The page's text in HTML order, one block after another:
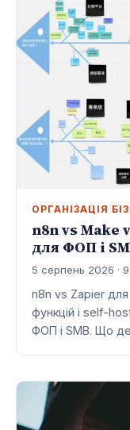
ОРГАНІЗАЦІЯ
n8n vs Make
для ФОП і
5 серпень 2026 ·
n8n vs Zapier для
функцій і self-
ФОП і SMB. Що